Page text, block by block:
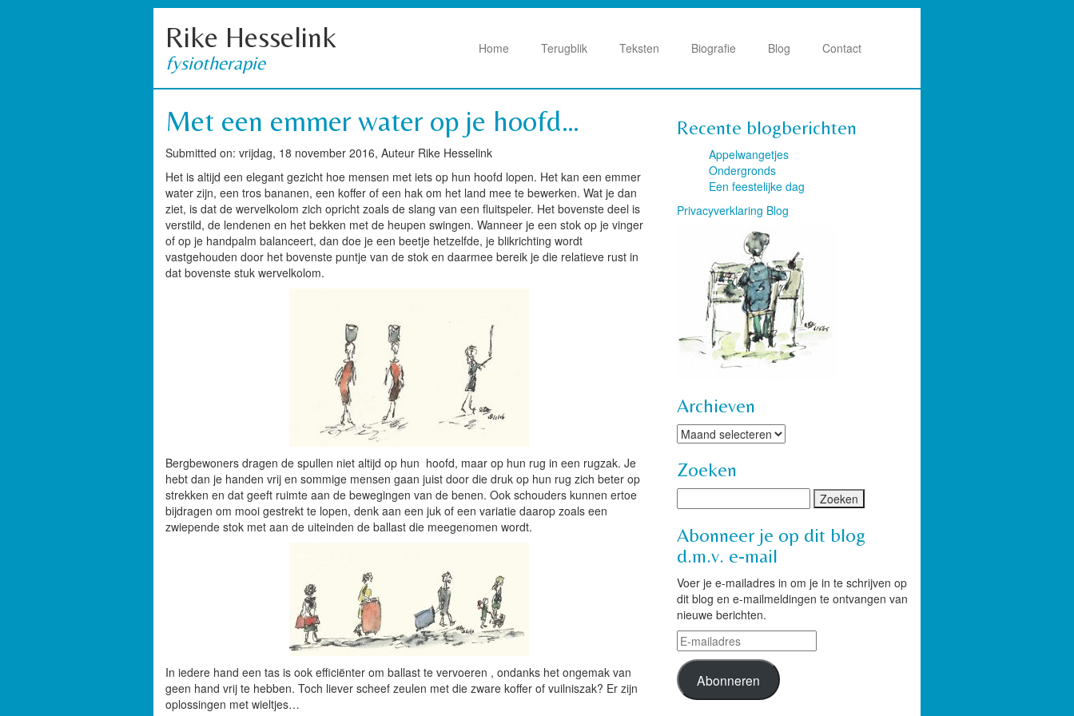
Rike Hesselink
fysiotherapie
Home Terugblik Teksten Biografie Blog Contact
Met een emmer water op je hoofd…
Submitted on: vrijdag, 18 november 2016, Auteur Rike Hesselink
Het is altijd een elegant gezicht hoe mensen met iets op hun hoofd lopen. Het kan een emmer
water zijn, een tros bananen, een koffer of een hak om het land mee te bewerken. Wat je dan
ziet, is dat de wervelkolom zich opricht zoals de slang van een fluitspeler. Het bovenste deel is
verstild, de lendenen en het bekken met de heupen swingen. Wanneer je een stok op je vinger
of op je handpalm balanceert, dan doe je een beetje hetzelfde, je blikrichting wordt
vastgehouden door het bovenste puntje van de stok en daarmee bereik je die relatieve rust in
dat bovenste stuk wervelkolom.
Bergbewoners dragen de spullen niet altijd op hun hoofd, maar op hun rug in een rugzak. Je
hebt dan je handen vrij en sommige mensen gaan juist door die druk op hun rug zich beter op
strekken en dat geeft ruimte aan de bewegingen van de benen. Ook schouders kunnen ertoe
bijdragen om mooi gestrekt te lopen, denk aan een juk of een variatie daarop zoals een
zwiepende stok met aan de uiteinden de ballast die meegenomen wordt.
In iedere hand een tas is ook efficiënter om ballast te vervoeren , ondanks het ongemak van
geen hand vrij te hebben. Toch liever scheef zeulen met die zware koffer of vuilniszak? Er zijn
oplossingen met wieltjes…
Recente blogberichten
Appelwangetjes
Ondergronds
Een feestelijke dag
Privacyverklaring Blog
Archieven
Archieven
Zoeken
Abonneer je op dit blog
d.m.v. e-mail
Voer je e-mailadres in om je in te schrijven op
dit blog en e-mailmeldingen te ontvangen van
nieuwe berichten.
E-
mailadres
Abonneren